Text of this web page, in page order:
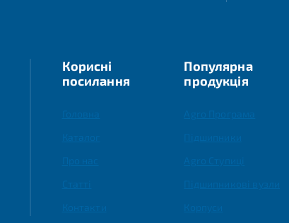
Корисні
посилання
Популярна
продукція